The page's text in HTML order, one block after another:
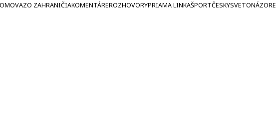
ZO ZAHRANIČIAKOMENTÁREROZHOVORYPRIAMA LINKAŠPORTČESKYSVETONÁZOR